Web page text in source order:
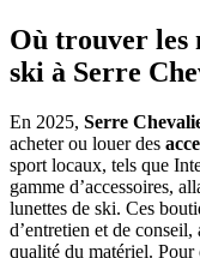
Où trouver les
ski à Serre
En 2025, Serre
acheter ou louer des
sport locaux, tels que
gamme d’accessoires,
lunettes de ski. Ces
d’entretien et de
qualité du matériel.